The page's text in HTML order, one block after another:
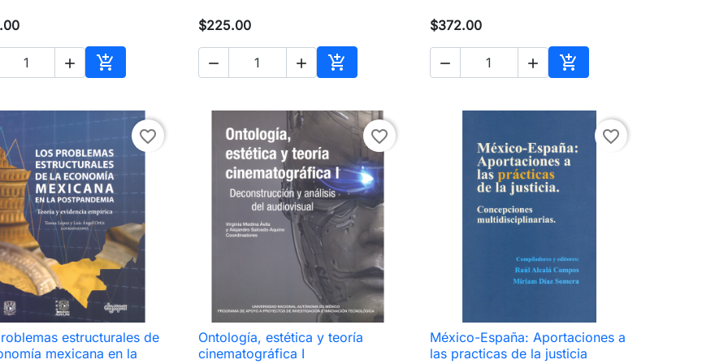
 
Añadir al carrito
$225.00
  
Añadir al carrito
$372.00
  
Añadir al carrito
favorite_border
 Vista rápida
estructurales de
mexicana en la
favorite_border
 Vista rápida
Ontología, estética y teoría
cinematográfica I
favorite_border
 Vista rápida
México-España: Aportaciones a
las practicas de la justicia